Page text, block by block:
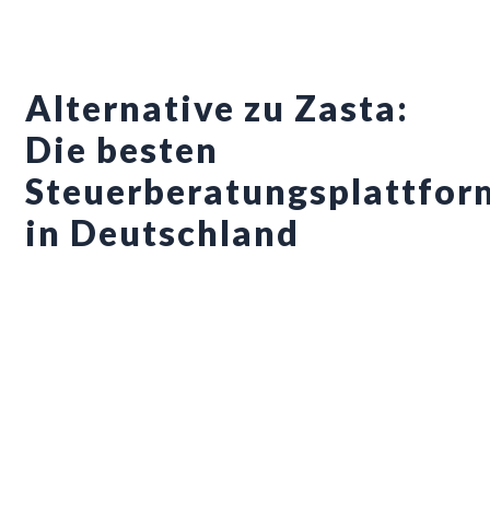
Alternative zu Zasta:
Die besten
in Deutschland